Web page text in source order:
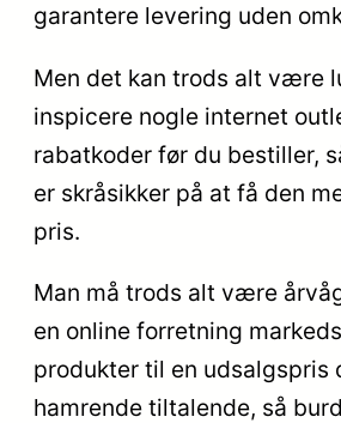
garantere levering uden
Men det kan trods alt være
inspicere nogle internet
rabatkoder før du bestiller,
er skråsikker på at få den
pris.
Man må trods alt være
en online forretning
produkter til en udsalgspris
hamrende tiltalende, så